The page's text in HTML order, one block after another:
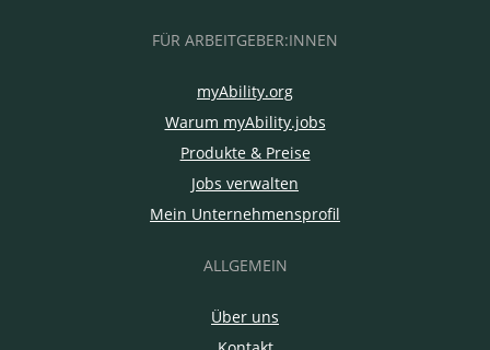
FÜR ARBEITGEBER:INNEN
myAbility.org
Warum myAbility.jobs
Produkte & Preise
Jobs verwalten
Mein Unternehmensprofil
ALLGEMEIN
Über uns